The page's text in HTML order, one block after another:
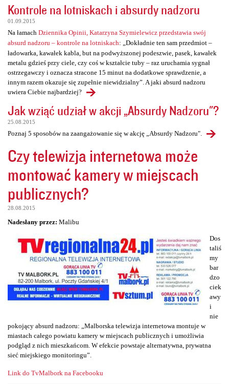
Kontrole na lotniskach i absurdy nadzoru
01.09.2015
Na łamach Dziennika Opinii, Katarzyna Szymielewicz przedstawia swój
absurd nadzoru – kontrole na lotniskach: „Dokładnie ten sam przedmiot –
ładowarka, kawałek kabla, but na podwyższonej podeszwie, pasek, kawałek
metalu gdzieś przy ciele, czy coś w kształcie tuby – raz uruchamia sygnał
ostrzegawczy i oznacza stracone 15 minut na dodatkowe sprawdzenie, a
innym razem okazuje się zupełnie niewidzialny”. A jaki absurd nadzoru
uwiera Ciebie najbardziej?
Jak wziąć udział w akcji „Absurdy Nadzoru"?
25.08.2015
Poznaj 5 sposobów na zaangażowanie się w akcję „Absurdy Nadzoru".
Czy telewizja internetowa może
montować kamery w miejscach
publicznych?
28.08.2015
Nadesłany przez: Malibu
Dos
taliś
my
bar
dzo
ciek
awy
i
nie
pokojący absurd nadzoru: „Malborska telewizja internetowa montuje w
miastach całego powiatu kamery w miejscach publicznych i umożliwia
podgląd z nich mieszkańcom. W efekcie powstaje alternatywna, prywatna
sieć miejskiego monitoringu”.
Link do TvMalbork na Facebooku